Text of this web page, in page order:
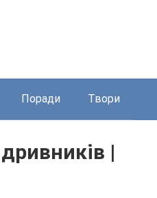
Поради Твори
|